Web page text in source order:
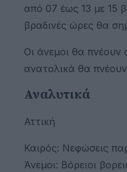
από 07 έως 13 με 15
βραδινές ώρες θα
Οι άνεμοι θα πνέουν
ανατολικά θα
Αναλυτικά
Αττική
Καιρός: Νεφώσεις
Άνεμοι: Βόρειοι